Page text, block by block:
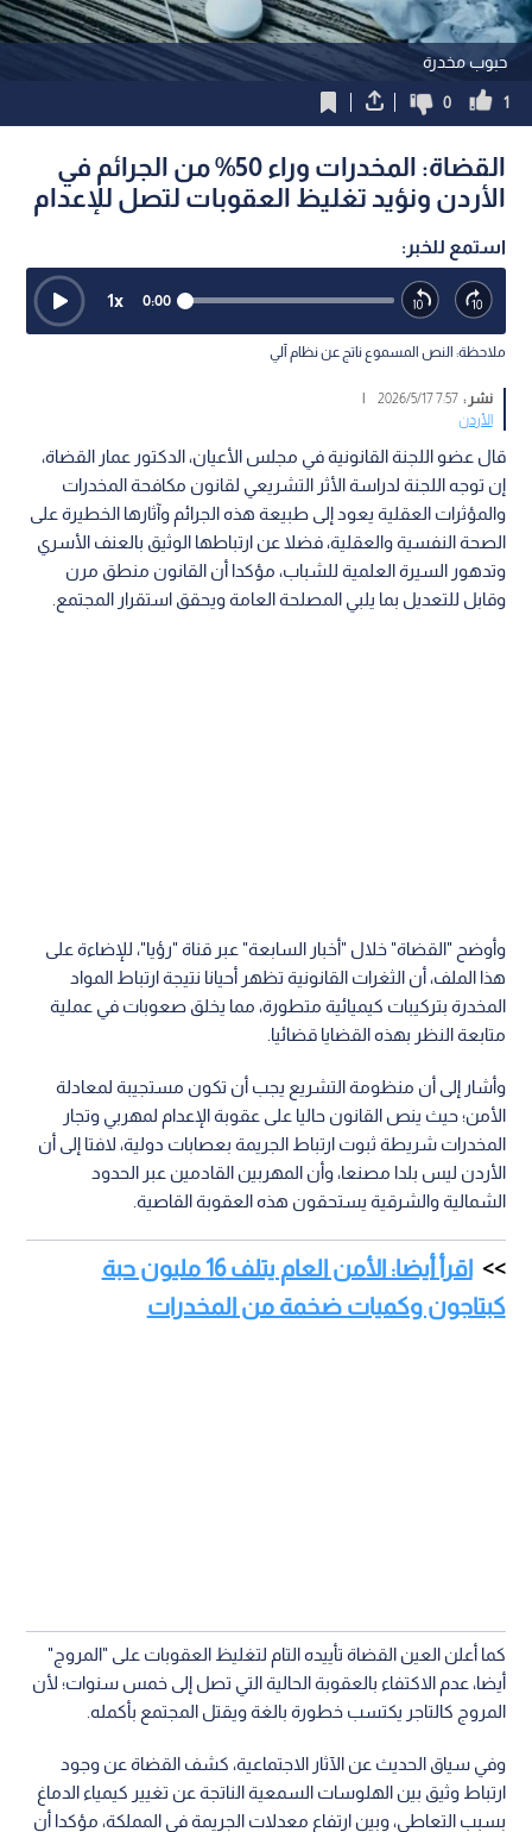
حبوب مخدرة
1
0
القضاة: المخدرات وراء 50% من الجرائم في
الأردن ونؤيد تغليظ العقوبات لتصل للإعدام
استمع للخبر:
0:00
1x
ملاحظة: النص المسموع ناتج عن نظام آلي
نشر :7:57 2026/5/17
|
الأردن
قال عضو اللجنة القانونية في مجلس الأعيان، الدكتور عمار القضاة،
إن توجه اللجنة لدراسة الأثر التشريعي لقانون مكافحة المخدرات
والمؤثرات العقلية يعود إلى طبيعة هذه الجرائم وآثارها الخطيرة على
الصحة النفسية والعقلية، فضلا عن ارتباطها الوثيق بالعنف الأسري
وتدهور السيرة العلمية للشباب، مؤكدا أن القانون منطق مرن
وقابل للتعديل بما يلبي المصلحة العامة ويحقق استقرار المجتمع.
وأوضح "القضاة" خلال "أخبار السابعة" عبر قناة "رؤيا"، للإضاءة على
هذا الملف، أن الثغرات القانونية تظهر أحيانا نتيجة ارتباط المواد
المخدرة بتركيبات كيميائية متطورة، مما يخلق صعوبات في عملية
متابعة النظر بهذه القضايا قضائيا.
وأشار إلى أن منظومة التشريع يجب أن تكون مستجيبة لمعادلة
الأمن؛ حيث ينص القانون حاليا على عقوبة الإعدام لمهربي وتجار
المخدرات شريطة ثبوت ارتباط الجريمة بعصابات دولية، لافتا إلى أن
الأردن ليس بلدا مصنعا، وأن المهربين القادمين عبر الحدود
الشمالية والشرقية يستحقون هذه العقوبة القاصية.
اقرأ أيضا: الأمن العام يتلف 16 مليون حبة
كبتاجون وكميات ضخمة من المخدرات
كما أعلن العين القضاة تأييده التام لتغليظ العقوبات على "المروج"
أيضا، عدم الاكتفاء بالعقوبة الحالية التي تصل إلى خمس سنوات؛ لأن
المروج كالتاجر يكتسب خطورة بالغة ويقتل المجتمع بأكمله.
وفي سياق الحديث عن الآثار الاجتماعية، كشف القضاة عن وجود
ارتباط وثيق بين الهلوسات السمعية الناتجة عن تغيير كيمياء الدماغ
بسبب التعاطي، وبين ارتفاع معدلات الجريمة في المملكة، مؤكدا أن